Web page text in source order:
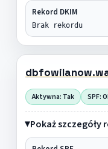
Rekord DKIM
Brak rekordu
Aktywna: Tak SPF:
Pokaż szczegóły